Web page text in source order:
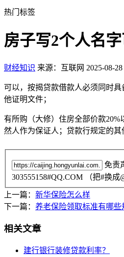
热门标签
房子写2个人名
财经知识 来源：互联网 2025-08-28
可以，按揭贷款借款人必须同时
他证明文件；
有所购（大修）住房全部价款
然人作为保证人；贷款行规定的其
免责
303555158#QQ.COM （把#换成
上一篇： 新华保险怎么样
下一篇： 养老保险领取标准有哪些
相关文章
建行银行装修贷款利率？